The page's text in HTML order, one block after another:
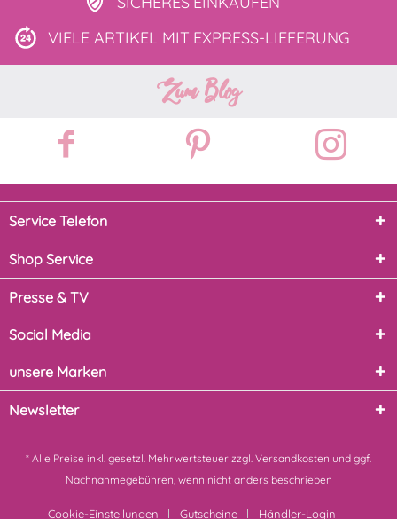
VIELE ARTIKEL MIT EXPRESS-LIEFERUNG
Zum Blog
Service Telefon
Shop Service
Presse & TV
Social Media
unsere Marken
Newsletter
* Alle Preise inkl. gesetzl. Mehrwertsteuer zzgl. Versandkosten und ggf.
Nachnahmegebühren, wenn nicht anders beschrieben
Cookie-Einstellungen Gutscheine Händler-Login